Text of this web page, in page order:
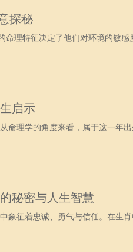
探秘
理特征决定了他们对环境的敏感
启示
命理学的角度来看，属于这一年
秘密与人生智慧
象征着忠诚、勇气与信任。在生